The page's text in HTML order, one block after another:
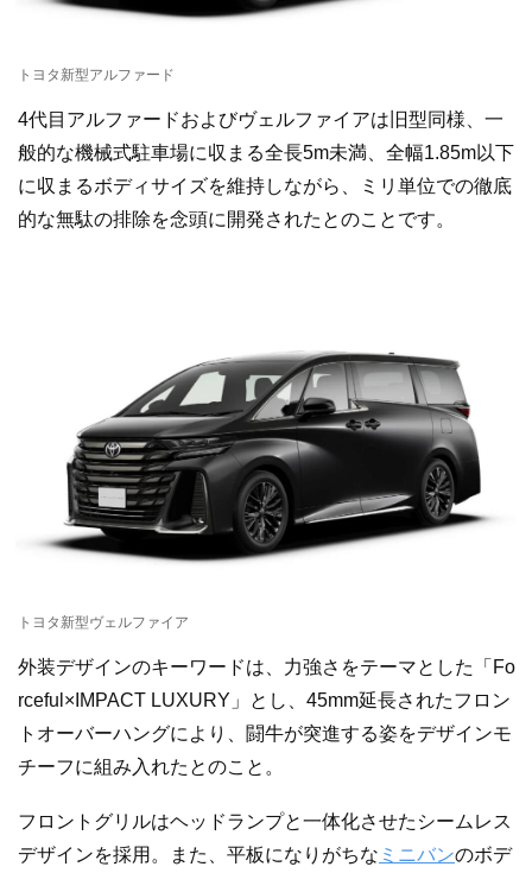
トヨタ新型アルファード
4代目アルファードおよびヴェルファイアは旧型同様、一
般的な機械式駐車場に収まる全長5m未満、全幅1.85m以下
に収まるボディサイズを維持しながら、ミリ単位での徹底
的な無駄の排除を念頭に開発されたとのことです。
トヨタ新型ヴェルファイア
外装デザインのキーワードは、力強さをテーマとした「Fo
rceful×IMPACT LUXURY」とし、45mm延長されたフロン
トオーバーハングにより、闘牛が突進する姿をデザインモ
チーフに組み入れたとのこと。
フロントグリルはヘッドランプと一体化させたシームレス
デザインを採用。また、平板になりがちな ミニバンのボデ